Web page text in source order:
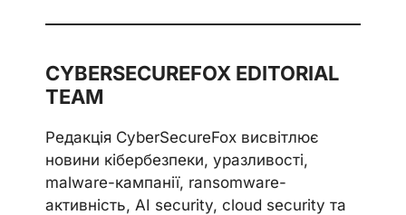
CYBERSECUREFOX EDITORIAL
TEAM
Редакція CyberSecureFox висвітлює
новини кібербезпеки, уразливості,
malware-кампанії, ransomware-
активність, AI security, cloud security та